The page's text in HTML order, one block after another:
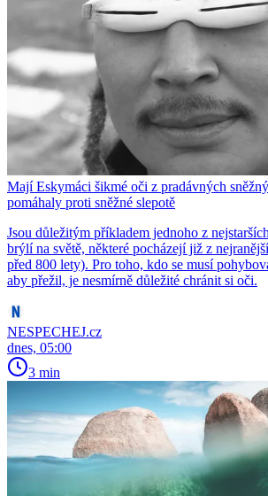
Mají Eskymáci šikmé oči z pradávných
pomáhaly proti sněžné slepotě
Jsou důležitým příkladem jednoho z
brýlí na světě, některé pocházejí již z
před 800 lety). Pro toho, kdo se musí
aby přežil, je nesmírně důležité chránit si oči.
NESPECHEJ.cz
dnes, 05:00
3 min